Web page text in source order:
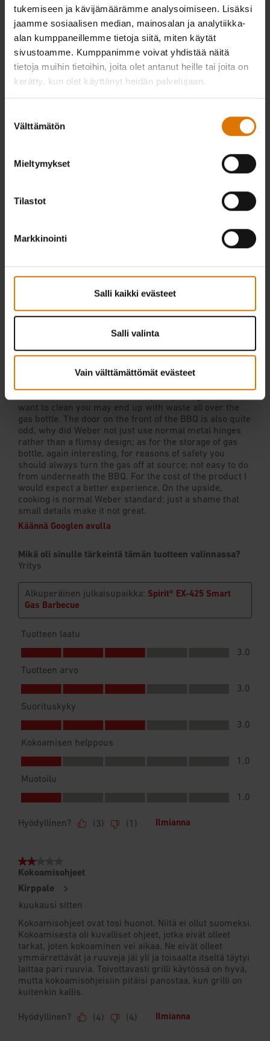
tukemiseen ja kävijämäärämme analysoimiseen. Lisäksi
jaamme sosiaalisen median, mainosalan ja analytiikka-
alan kumppaneillemme tietoja siitä, miten käytät
sivustoamme. Kumppanimme voivat yhdistää näitä
tietoja muihin tietoihin, joita olet antanut heille tai joita on
kerätty, kun olet käyttänyt heidän palvelujaan.
valinta
Välttämätön
Mieltymykset
Tilastot
Markkinointi
Salli kaikki evästeet
Salli valinta
Vain välttämättömät evästeet